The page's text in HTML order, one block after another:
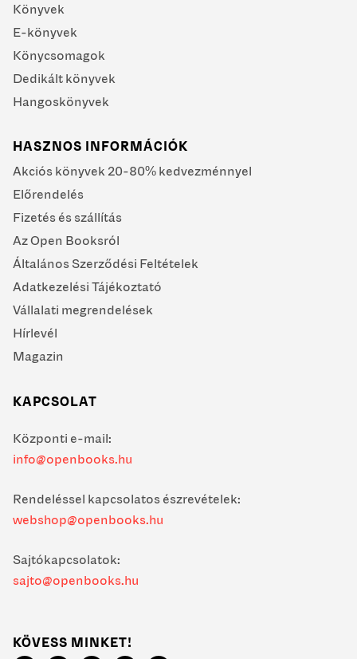
Könyvek
E-könyvek
Könycsomagok
Dedikált könyvek
Hangoskönyvek
HASZNOS INFORMÁCIÓK
Akciós könyvek 20-80% kedvezménnyel
Előrendelés
Fizetés és szállítás
Az Open Booksról
Általános Szerződési Feltételek
Adatkezelési Tájékoztató
Vállalati megrendelések
Hírlevél
Magazin
KAPCSOLAT
Központi e-mail:
info@openbooks.hu
Rendeléssel kapcsolatos észrevételek:
webshop@openbooks.hu
Sajtókapcsolatok:
sajto@openbooks.hu
KÖVESS MINKET!